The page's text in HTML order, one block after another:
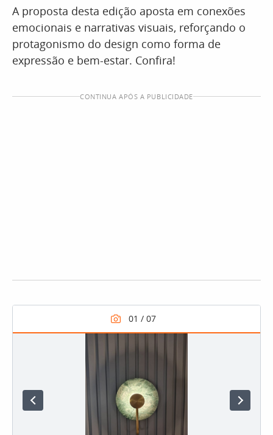
A proposta desta edição aposta em conexões
emocionais e narrativas visuais, reforçando o
protagonismo do design como forma de
expressão e bem-estar. Confira!
CONTINUA APÓS A PUBLICIDADE